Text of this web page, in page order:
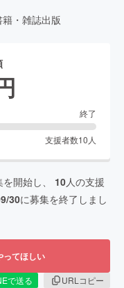
籍・雑誌出版
終了
支援者数10 人
開始し、 10人の支援
30に募集を終了しまし
ってほしい
で送る
URLコピー